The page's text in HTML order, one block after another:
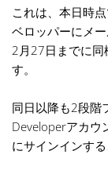
これは、本日時
ベロッパーにメ
2月27日までに同
す。
同日以降も2段階
Developerアカウ
にサインインす